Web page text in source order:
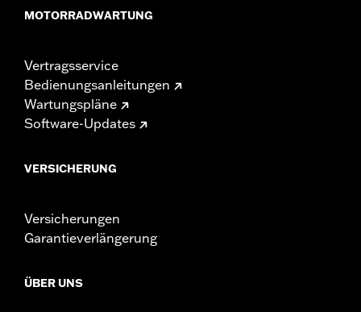
MOTORRADWARTUNG
Vertragsservice
Bedienungsanleitungen
Wartungspläne
Software-Updates
VERSICHERUNG
Versicherungen
Garantieverlängerung
ÜBER UNS